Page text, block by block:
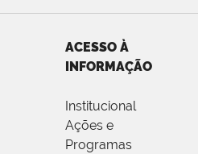
ACESSO À
INFORMAÇÃO
Institucional
Ações e
Programas